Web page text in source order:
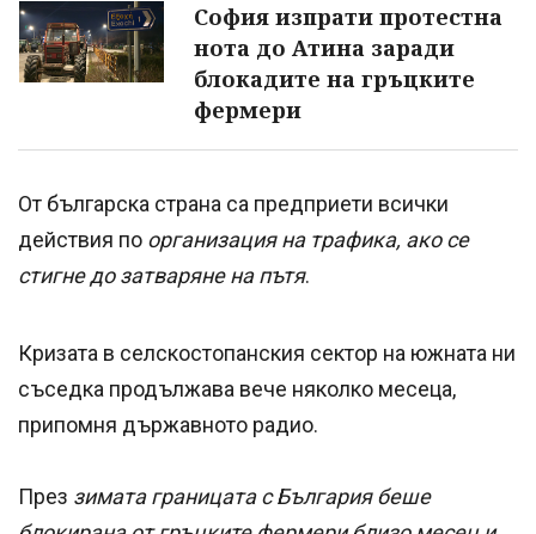
София изпрати протестна
нота до Атина заради
блокадите на гръцките
фермери
От българска страна са предприети всички
действия по организация на трафика, ако се
стигне до затваряне на пътя.
Кризата в селскостопанския сектор на южната ни
съседка продължава вече няколко месеца,
припомня държавното радио.
През зимата границата с България беше